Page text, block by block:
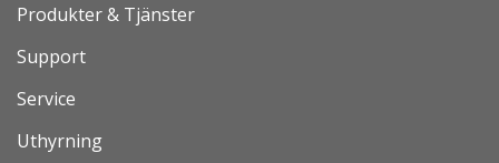
Produkter & Tjänster
Support
Service
Uthyrning